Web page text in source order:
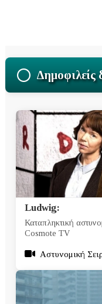
Δημοφιλείς
Ludwig:
Καταπληκτική
Cosmote TV
Αστυνομική